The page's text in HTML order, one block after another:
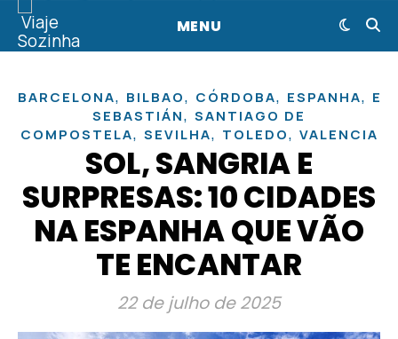
MENU
BARCELONA, BILBAO, CÓRDOBA, ESPANHA,
SEBASTIÁN, SANTIAGO DE
COMPOSTELA, SEVILHA, TOLEDO, VALENCIA
SOL, SANGRIA E
SURPRESAS: 10 CIDADES
NA ESPANHA QUE VÃO
TE ENCANTAR
22 de julho de 2025